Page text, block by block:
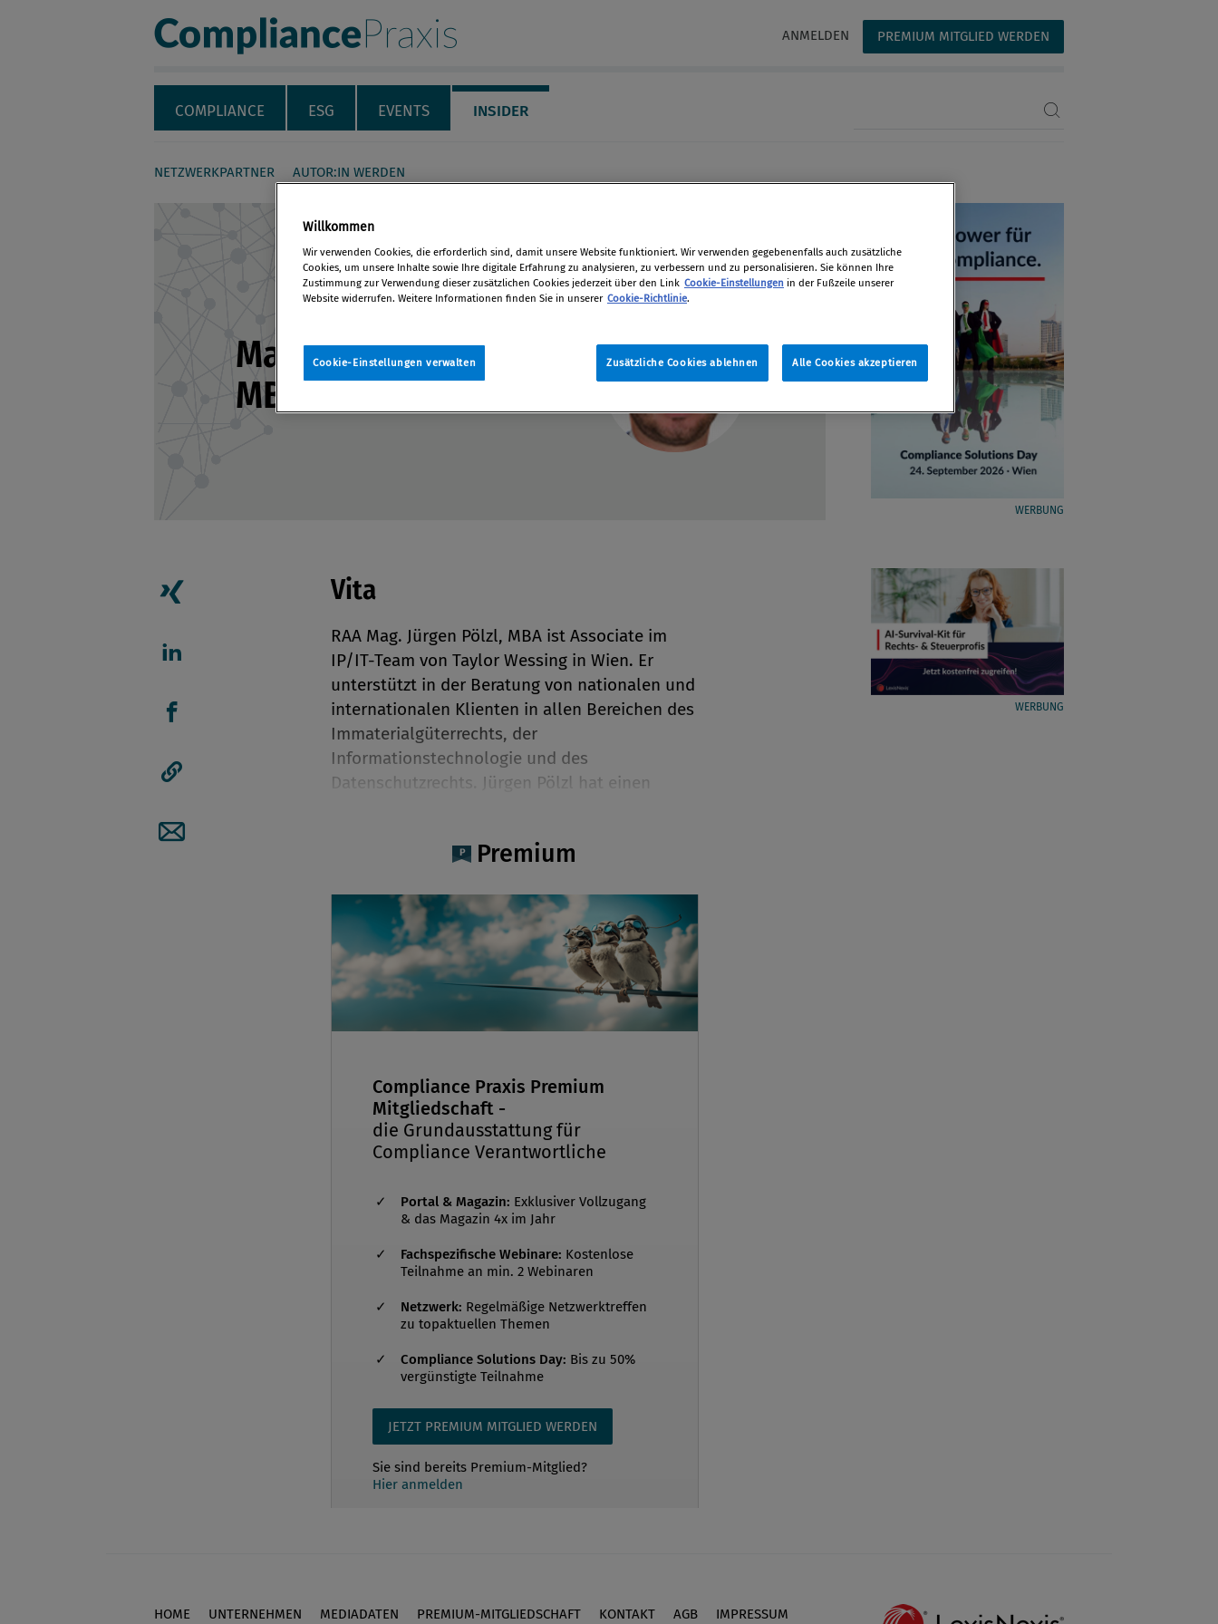
Compliance Praxis
Servicenavigation
ANMELDEN PREMIUM MITGLIED WERDEN
COMPLIANCE ESG EVENTS INSIDER
NETZWERKPARTNER AUTOR:IN WERDEN
Mag. Jürgen Pölzl
MBA
Artikel auf linkedIn teilen
Artikel auf Facebook teilen
Vita
RAA Mag. Jürgen Pölzl, MBA ist Associate im
IP/IT-Team von Taylor Wessing in Wien. Er
unterstützt in der Beratung von nationalen und
internationalen Klienten in allen Bereichen des
Immaterialgüterrechts, der
Informationstechnologie und des
Datenschutzrechts. Jürgen Pölzl hat einen
Premium
Compliance Praxis Premium
Mitgliedschaft -
die Grundausstattung für
Compliance Verantwortliche
Portal & Magazin: Exklusiver Vollzugang
& das Magazin 4x im Jahr
Fachspezifische Webinare: Kostenlose
Teilnahme an min. 2 Webinaren
Netzwerk: Regelmäßige Netzwerktreffen
zu topaktuellen Themen
Compliance Solutions Day: Bis zu 50%
vergünstigte Teilnahme
JETZT PREMIUM MITGLIED WERDEN
Sie sind bereits Premium-Mitglied?
Hier anmelden
WERBUNG
WERBUNG
Footer
HOME UNTERNEHMEN MEDIADATEN PREMIUM-MITGLIEDSCHAFT KONTAKT AGB IMPRESSUM
Willkommen
Wir verwenden Cookies, die erforderlich sind, damit unsere Website funktioniert. Wir verwenden gegebenenfalls auch zusätzliche
Cookies, um unsere Inhalte sowie Ihre digitale Erfahrung zu analysieren, zu verbessern und zu personalisieren. Sie können Ihre
Zustimmung zur Verwendung dieser zusätzlichen Cookies jederzeit über den Link Cookie-Einstellungen in der Fußzeile unserer
Website widerrufen. Weitere Informationen finden Sie in unserer Cookie-Richtlinie.
Zusätzliche Cookies ablehnen Alle Cookies akzeptieren
Cookie-Einstellungen verwalten